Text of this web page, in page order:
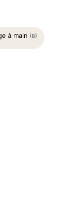
à main (8)